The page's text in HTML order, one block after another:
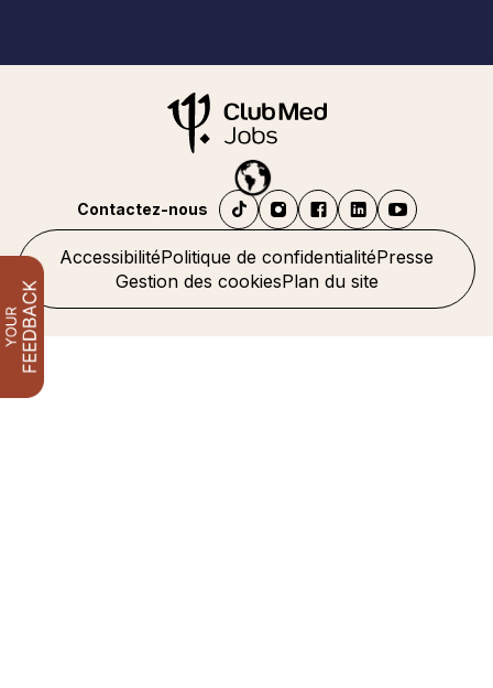
AccessibilitéPolitique de confidentialitéPresse
Gestion des cookiesPlan du site
Contactez-nous